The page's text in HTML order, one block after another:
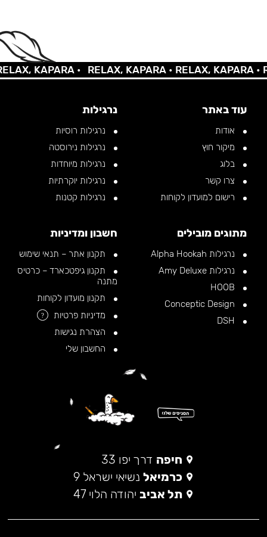
KAPARA • RELAX, KAPARA •RELAX, KAPARA •
עוד באתר
אודות
מיקור חוץ
בלוג
צרו קשר
רישום למועדון לקוחות
נרגילות
נרגילות רוסיות
נרגילות נירוסטה
נרגילות מיוחדות
נרגילות יוקרתיות
נרגילות קטנות
מתוגים מובילים
נרגילות Alpha Hookah
נרגילות Amy Deluxe
חשבון ומדיניות
תקנון אתר – תנאי שימוש
תקנון גיפטכארד – כרטיס
מתנה
תקנון מועדון לקוחות
מדיניות פרטיות
?
הצהרת נגישות
החשבון שלי
חיפה דרך יפו 33
כרמיאל נשיאי ישראל 9
תל אביב יהודה הלוי 47